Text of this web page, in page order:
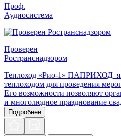
Проф.
Аудиосистема
Проверен
Ространснадзором
Теплоход «Рио-1» ПАПРИХОД
теплоходом для проведения
Его возможности позволяют
и многолюдное празднование
Подробнее